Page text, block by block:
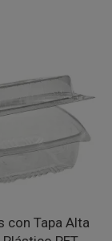
con Tapa Alta